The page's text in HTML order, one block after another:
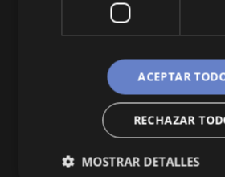
Queremos mantenerte al día
economía, finanzas, negocios,
y curiosidades sobre todo lo
economía y empresa.
ACEPTAR
RECHAZAR
MOSTRAR DETALLES